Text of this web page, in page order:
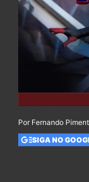
Por Fernando
SIGA NO